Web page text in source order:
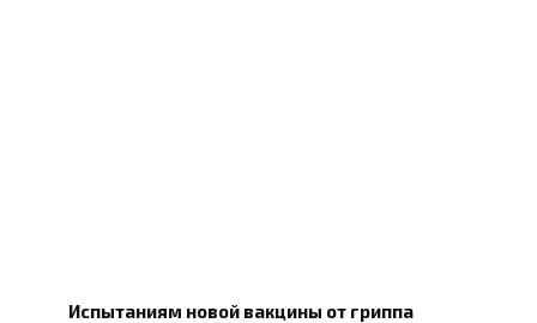
Испытаниям новой вакцины от гриппа